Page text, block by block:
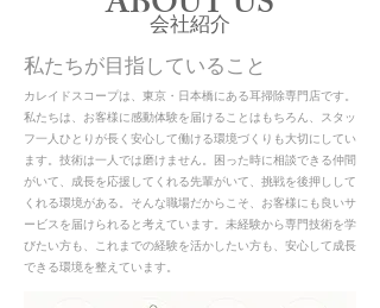
​会社紹介
私たちが目指していること
カレイドスコープは、東京・日本橋にある耳掃除専門店です。
私たちは、お客様に感動体験を届けることはもちろん、スタッ
フ一人ひとりが長く安心して働ける環境づくりも大切にしてい
ます。技術は一人では磨けません。困った時に相談できる仲間
がいて、成長を応援してくれる先輩がいて、挑戦を後押しして
くれる環境がある。そんな職場だからこそ、お客様にも良いサ
ービスを届けられると考えています。未経験から専門技術を学
びたい方も、これまでの経験を活かしたい方も、安心して成長
できる環境を整えています。